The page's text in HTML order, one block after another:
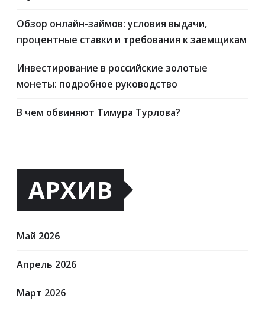
Обзор онлайн-займов: условия выдачи,
процентные ставки и требования к заемщикам
Инвестирование в российские золотые
монеты: подробное руководство
В чем обвиняют Тимура Турлова?
АРХИВ
Май 2026
Апрель 2026
Март 2026